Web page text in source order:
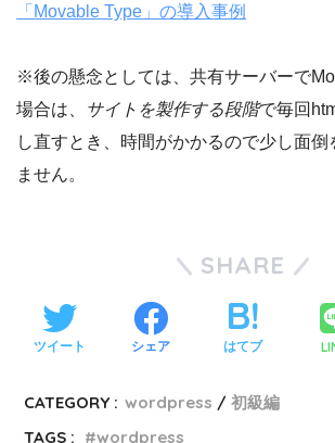
「Movable Type」の導入事例
※後の懸念としては、共有サーバーで
場合は、
サイトを製作する段階で毎回
し直すとき、時間がかかるので少し面
ません。
SHARE
ツイート シェア はてブ
CATEGORY : wordpress
初級編
TAGS :
wordpress